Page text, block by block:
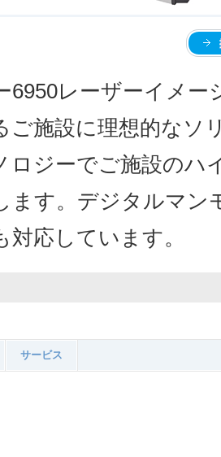
6950レーザーイメ
ご施設に理想的なソ
ロジーでご施設のハ
ます。デジタルマン
対応しています。
サービス